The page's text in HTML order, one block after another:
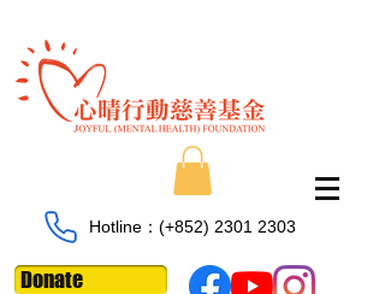
Hotline：​​(+852) 2301 2303
Donate